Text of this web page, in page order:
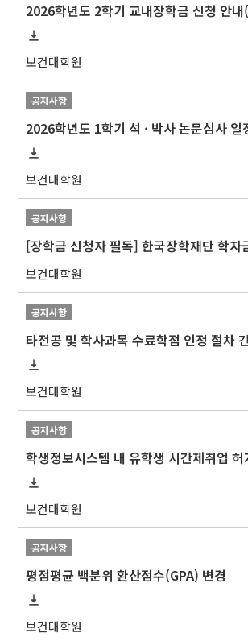
2026학년도 2학기 교내장학금 신청 안
보건대학원
공지사항
보건대학원
공지사항
보건대학원
공지사항
타전공 및 학사과목 수료학점 인정 절차
보건대학원
공지사항
보건대학원
공지사항
평점평균 백분위 환산점수(GPA) 변경
보건대학원